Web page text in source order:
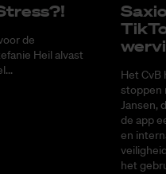
de
Heil alvast
Het CvB
stoppen
Jansen,
de app
en
het